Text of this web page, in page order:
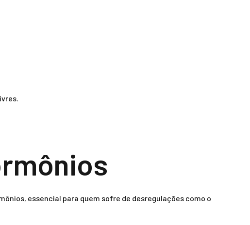
essencial para quem sofre de desregulações como o